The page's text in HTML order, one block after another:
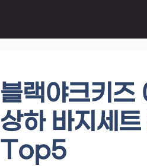
블랙야크키
상하 바지세
Top5